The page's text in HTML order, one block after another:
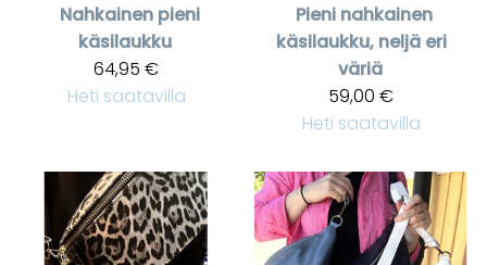
Nahkainen pieni
käsilaukku
64,95 €
Heti saatavilla
Pieni nahkainen
käsilaukku, neljä eri
väriä
59,00 €
Heti saatavilla